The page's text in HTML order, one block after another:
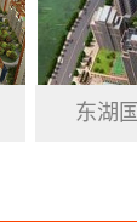
财产安全
东湖